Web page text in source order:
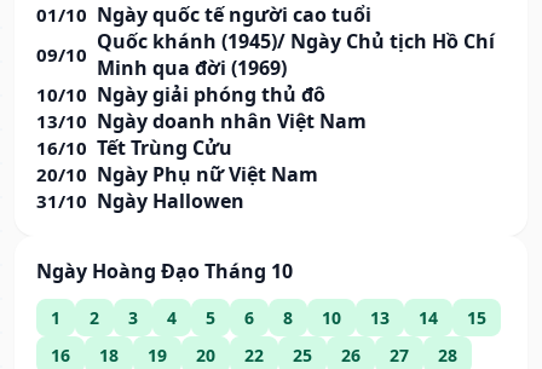
01/10 Ngày quốc tế người cao tuổi
09/10 Quốc khánh (1945)/ Ngày Chủ tịch Hồ Chí
Minh qua đời (1969)
10/10 Ngày giải phóng thủ đô
13/10 Ngày doanh nhân Việt Nam
16/10 Tết Trùng Cửu
20/10 Ngày Phụ nữ Việt Nam
31/10 Ngày Hallowen
Ngày Hoàng Đạo Tháng 10
1 2 3 4 5 6 8 10 13 14
15
16
18 19 20 22 25 26 27
28